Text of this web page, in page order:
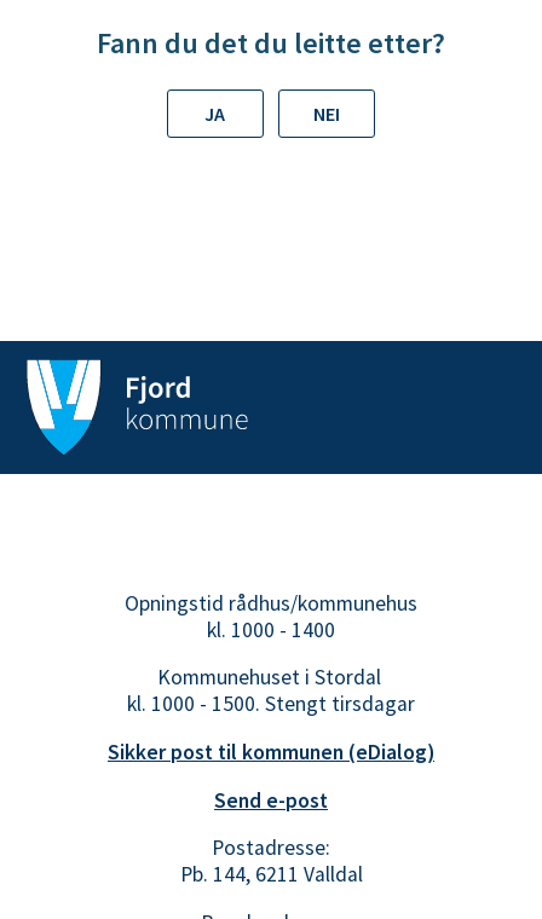
Fann du det du leitte etter?
JA NEI
Opningstid rådhus/kommunehus
kl. 1000 - 1400
Kommunehuset i Stordal
kl. 1000 - 1500. Stengt tirsdagar
Sikker post til kommunen (eDialog)
Send e-post
Postadresse:
Pb. 144, 6211 Valldal